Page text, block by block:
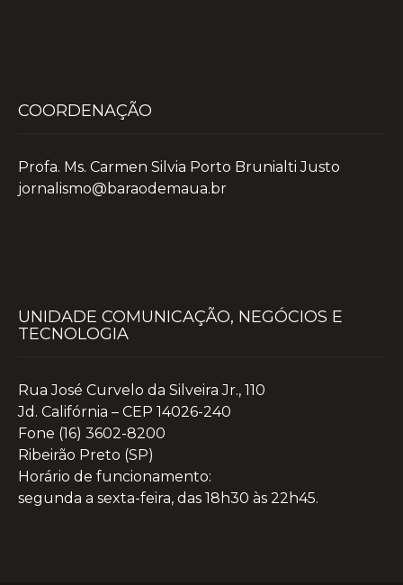
COORDENAÇÃO
Profa. Ms. Carmen Silvia Porto Brunialti Justo
jornalismo@baraodemaua.br
UNIDADE COMUNICAÇÃO, NEGÓCIOS E
TECNOLOGIA
Rua José Curvelo da Silveira Jr., 110
Jd. Califórnia – CEP 14026-240
Fone (16) 3602-8200
Ribeirão Preto (SP)
Horário de funcionamento:
segunda a sexta-feira, das 18h30 às 22h45.